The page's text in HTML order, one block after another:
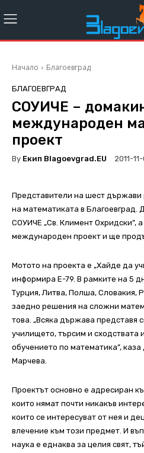
Начало Благоевград
БЛАГОЕВГРАД
СОУИЧЕ –
международен
проект
By Екип Blagoevgrad.EU 2011-
Представители на шест държави
на математиката в Благоевград.
СОУИЧЕ „Св. Климент Охридски”,
международен проект и ще
Мотото на проекта е „Хайде да
информира Е-79. В рамките на 5
Турция, Литва, Полша, Словакия,
заедно решения на сложни
това. „Всяка държава представя
училището, търсим и сходствата
обучението по математика”,
Марчева.
Проектът основно е адресиран
които нямат почти никакъв
които се интересуват от нея и
влечение към този предмет. И
наука е еднаква за целия свят,